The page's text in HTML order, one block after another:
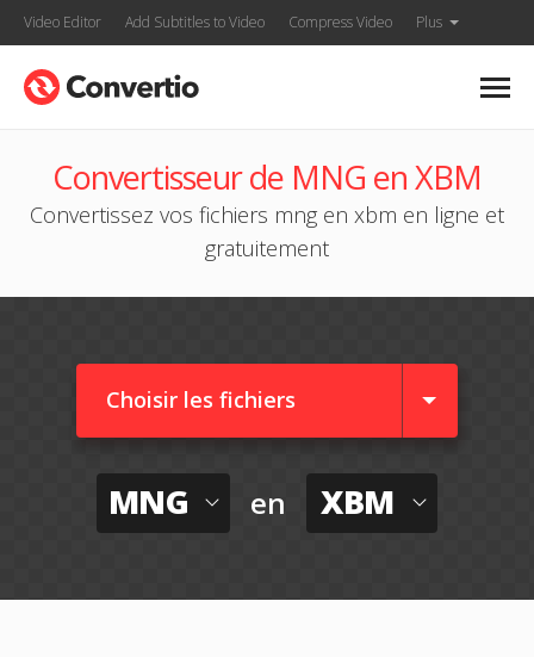
Video Editor Add Subtitles to Video Compress Video Plus
Convertisseur de MNG en XBM
Convertissez vos fichiers mng en xbm en ligne et
gratuitement
Choisir les fichiers
MNG en XBM